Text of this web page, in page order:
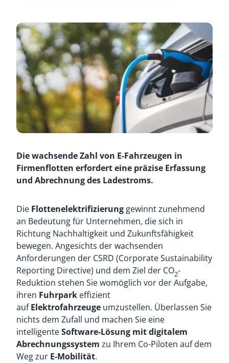
Die wachsende Zahl von E-Fahrzeugen in
Firmenflotten erfordert eine präzise Erfassung
und Abrechnung des Ladestroms.
Die Flottenelektrifizierunggewinnt zunehmend
an Bedeutung für Unternehmen, die sich in
Richtung Nachhaltigkeit und Zukunftsfähigkeit
bewegen. Angesichts der wachsenden
Anforderungen der CSRD (Corporate Sustainability
Reporting Directive) und dem Ziel der CO2-
Reduktion stehen Sie womöglich vor der Aufgabe,
ihren Fuhrpark effizient
auf Elektrofahrzeuge umzustellen. Überlassen Sie
nichts dem Zufall und machen Sie eine
intelligenteSoftware-Lösung mit digitalem
Abrechnungssystem zu Ihrem Co-Piloten auf dem
Weg zur E-Mobilität.